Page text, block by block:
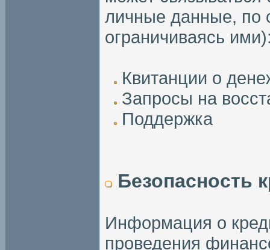
личные данные, по
ограничиваясь
Квитанции о
Запросы на
Поддержка
Безопасность
Информация о
проведения